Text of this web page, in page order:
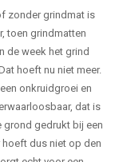
zonder grindmat is
toen grindmatten
de week het grind
hoeft nu niet meer.
onkruidgroei en
dat is
grond gedrukt bij een
dus niet op den